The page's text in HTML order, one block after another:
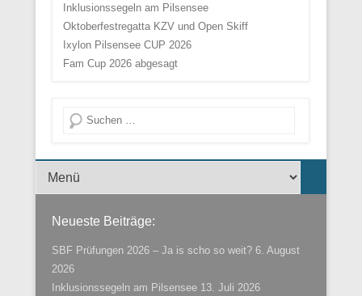
Inklusionssegeln am Pilsensee
Oktoberfestregatta KZV und Open Skiff
Ixylon Pilsensee CUP 2026
Fam Cup 2026 abgesagt
Suche
Menü der Fußzeile
Neueste Beiträge:
SBF Prüfungen 2026 – Ja is scho so weit? 6. August
2026
Inklusionssegeln am Pilsensee 13. Juli 2026